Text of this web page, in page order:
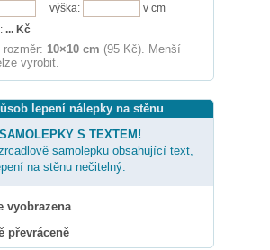
výška:
v cm
Kč
rozměr: 10×10 cm (95 Kč). Menší
vyrobit.
lepení nálepky na stěnu
S TEXTEM!
samolepku obsahující text,
na stěnu nečitelný.
vyobrazena
převráceně